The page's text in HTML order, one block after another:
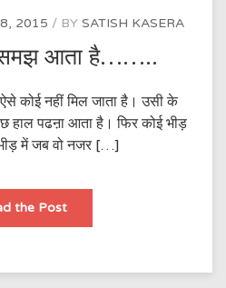
2015 BY SATISH KASERA
समझ आता है……..
कोई नहीं मिल जाता है। उसी के
हाल पढऩा आता है। फिर कोई भीड़
में जब वो नजर […]
the Postदूर
कब
आता